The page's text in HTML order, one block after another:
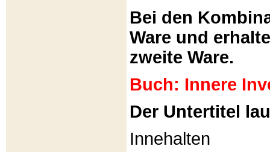
Bei den
Ware und
zweite Ware.
Buch: Innere
Der Untertitel
Innehalten